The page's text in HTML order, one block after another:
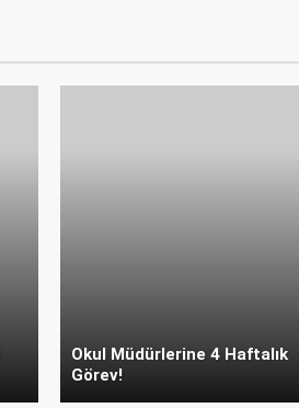
Okul Müdürlerine 4 Haftalık
Görev!